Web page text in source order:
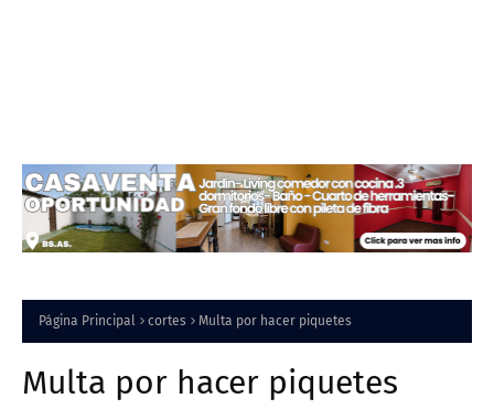
Página Principal cortes Multa por hacer piquetes
Multa por hacer piquetes